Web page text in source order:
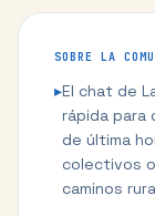
SOBRE LA
▸El chat de
rápida para
de última
colectivos
caminos